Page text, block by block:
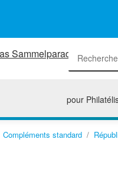
pour
Compléments standard